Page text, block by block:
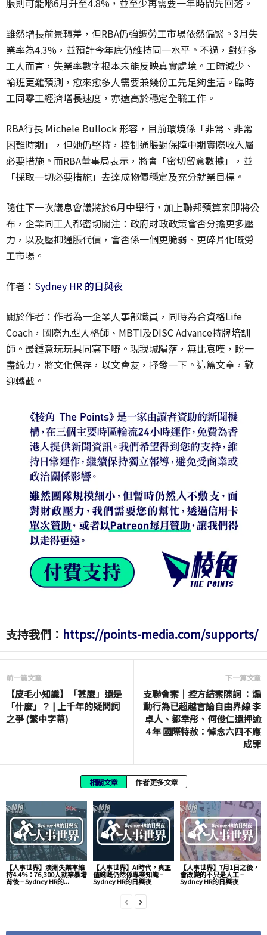
雖然增長前景轉差，但RBA仍強調勞工市場依然偏緊。 3月失
業率為4.3%，並預計今年底仍維持同一水平。不過， 對好多
工人而言，失業率數字根本未能反映真實處境。工時減少、
輪班更難預測，愈來愈多人需要兼幾份工先足夠生活。 臨時
工同零工經濟增長速度，亦遠高於穩定全職工作。
RBA行長 Michele Bullock 形容，目前環境係「非常、非常
困難時期」，但她仍堅持， 控制通脹對保障中期實際收入屬
必要措施。而RBA董事局表示， 將會「密切留意數據」，並
「採取一切必要措施」 去達成物價穩定及充分就業目標。
隨住下一次議息會議將於6月中舉行，加上聯邦預算案即將公
布， 企業同工人都密切關注：政府財政政策會否分擔更多壓
力， 以及壓抑通脹代價，會否係一個更脆弱、更碎片化嘅勞
工市場。
作者： Sydney HR 的日與夜
關於作者：作者為一企業人事部職員，同時為合資格Life
Coach，國際九型人格師、MBTI及DISC Advance持牌培訓
師。最鍾意玩玩具同寫下嘢。現我城隕落，無比哀嘆，盼一
盡綿力，將文化保存，以文會友，抒發一下。這篇文章，歡
迎轉載。
支持我們： https://points-media.com/supports/
前一篇文章
【皮毛小知識】「甚麼」還是
「什麼」？ | 上千年的疑問詞
之爭 (繁中字幕)
下一篇文章
支聯會案｜控方結案陳詞 ：煽
動行為已超越言論自由界線 李
卓人、鄒幸彤、何俊仁還押逾
4 年 國際特赦：悼念六四不應
成罪
相關文章 作者更多文章
【人事世界】澳洲失業率維
持4.4%：76,300人就業暴增
背後 – Sydney HR的...
【人事世界】AI時代，真正
值錢嘅仍然係專業知識 –
Sydney HR的日與夜
【人事世界】7月1日之後，
會改變的不只是人工 –
Sydney HR的日與夜